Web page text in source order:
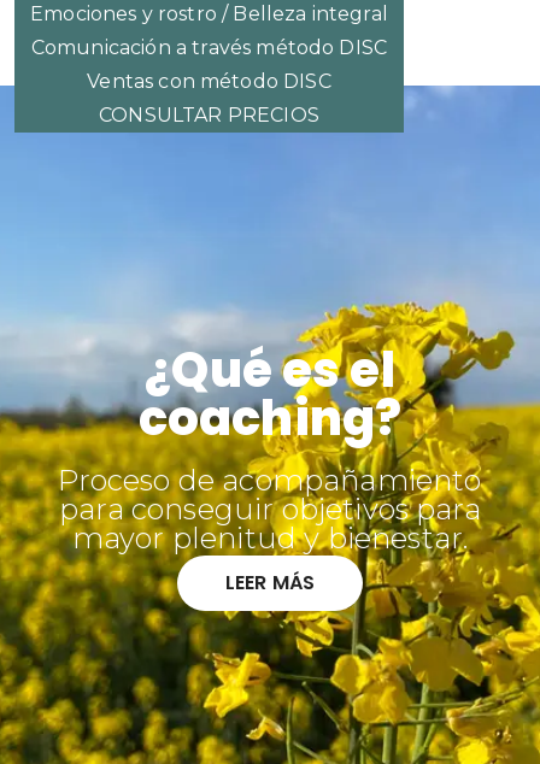
Emociones y rostro / Belleza integral
Comunicación a través método DISC
Ventas con método DISC
CONSULTAR PRECIOS
¿Qué es el
coaching?
Proceso de acompañamiento
para conseguir objetivos para
mayor plenitud y bienestar.
LEER MÁS